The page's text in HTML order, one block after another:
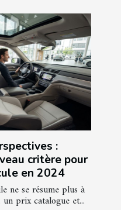
:
critère pour
en 2024
ne se résume plus à
prix catalogue et...